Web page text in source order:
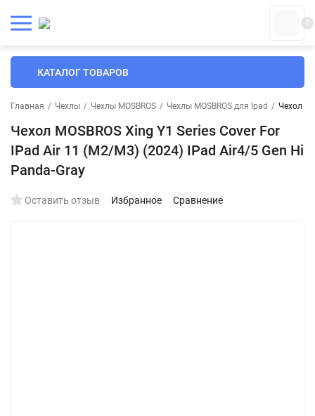
0
КАТАЛОГ ТОВАРОВ
Главная / Чехлы / Чехлы MOSBROS / Чехлы MOSBROS для Ipad / Чехол
Чехол MOSBROS Xing Y1 Series Cover For
IPad Air 11 (M2/M3) (2024) IPad Air4/5 Gen Hi
Panda-Gray
Оставить отзыв Избранное Сравнение